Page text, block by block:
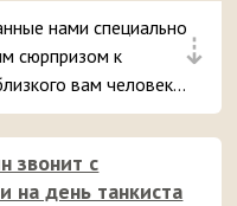
⇣
нами специально
сюрпризом к
вам человека.
и отправляйте её
звонит с
на день танкиста